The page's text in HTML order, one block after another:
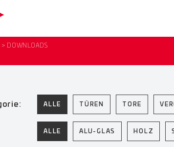
DOWNLOADS
ALLE TÜREN TORE
ALLE ALU-GLAS HOLZ